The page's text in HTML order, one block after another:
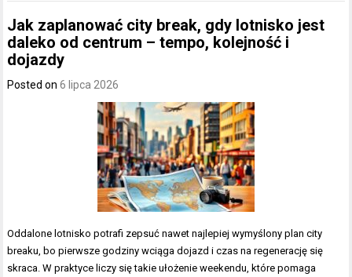
Jak zaplanować city break, gdy lotnisko jest
daleko od centrum – tempo, kolejność i
dojazdy
Posted on6 lipca 2026
Oddalone lotnisko potrafi zepsuć nawet najlepiej wymyślony plan city
breaku, bo pierwsze godziny wciąga dojazd i czas na regenerację się
skraca. W praktyce liczy się takie ułożenie weekendu, które pomaga